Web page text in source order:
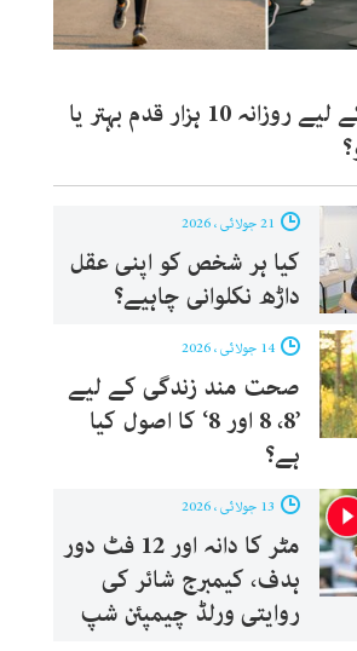
وزن کم کرنے کے لیے روزانہ 10 ہزار قدم بہتر یا
کیا ہر شخص کو اپنی عقل
داڑھ نکلوانی چاہیے؟
صحت مند زندگی کے لیے
’8، 8 اور 8‘ کا اصول کیا
ہے؟
مٹر کا دانہ اور 12 فٹ دور
ہدف، کیمبرج شائر کی
روایتی ورلڈ چیمپئن شپ